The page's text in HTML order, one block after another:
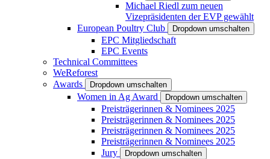
Michael Riedl zum neuen
Vizepräsidenten der EVP gewählt
European Poultry Club
Dropdown umschalten
EPC Mitgliedschaft
EPC Events
Technical Committees
WeReforest
Awards
Dropdown umschalten
Women in Ag Award Dropdown umschalten
Preisträgerinnen & Nominees 2025
Preisträgerinnen & Nominees 2025
Preisträgerinnen & Nominees 2025
Preisträgerinnen & Nominees 2025
Jury
Dropdown umschalten